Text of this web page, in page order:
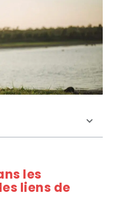
les
liens de